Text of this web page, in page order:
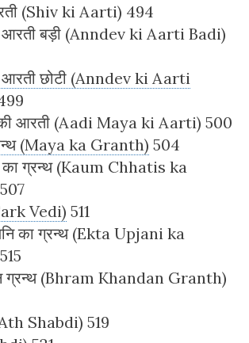
(Shiv ki Aarti) 494
आरती बड़ी (Anndev ki Aarti Badi)
आरती छोटी (Anndev ki Aarti
की आरती (Aadi Maya ki Aarti) 500
(Maya ka Granth) 504
का ग्रन्थ (Kaum Chhatis ka
Vedi) 511
का ग्रन्थ (Ekta Upjani ka
ग्रन्थ (Bhram Khandan Granth)
Shabdi) 519